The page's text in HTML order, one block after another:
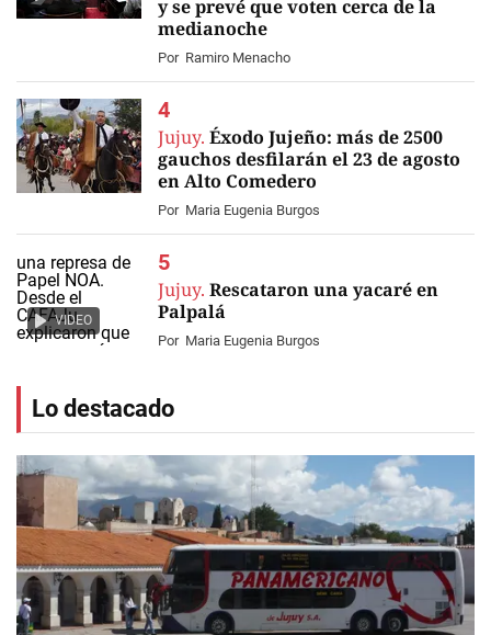
y se prevé que voten cerca de la
medianoche
Por Ramiro Menacho
Jujuy. Éxodo Jujeño: más de 2500
gauchos desfilarán el 23 de agosto
en Alto Comedero
Por Maria Eugenia Burgos
VIDEO
Jujuy. Rescataron una yacaré en
Palpalá
Por Maria Eugenia Burgos
Lo destacado